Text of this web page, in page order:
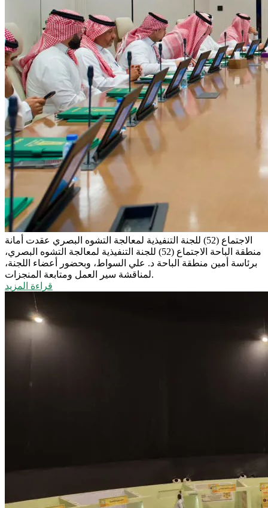
الاجتماع (52) للجنة التنفيذية لمعالجة التشوه البصري
عقدت أمانة
منطقة الباحة الاجتماع (52) للجنة التنفيذية لمعالجة التشوه البصري،
برئاسة أمين منطقة الباحة د. علي السواط، وبحضور أعضاء اللجنة،
لمناقشة سير العمل ومتابعة المنجزات.
قراءة المزيد